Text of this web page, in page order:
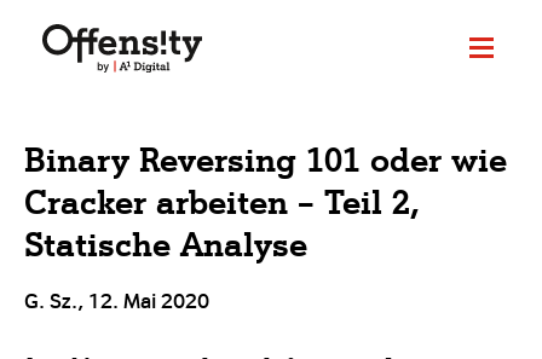
Binary Reversing 101 oder wie
Cracker arbeiten – Teil 2,
Statische Analyse
G. Sz., 12. Mai 2020